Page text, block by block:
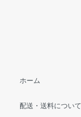
ホーム
配送・送料について